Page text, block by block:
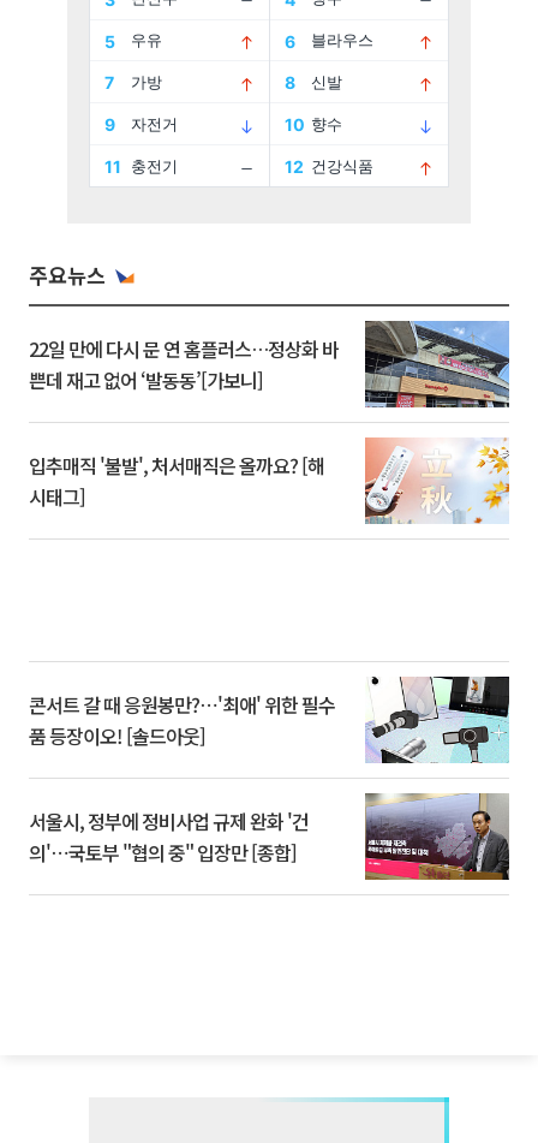
주요뉴스
22일 만에 다시 문 연 홈플러스…정상화 바
쁜데 재고 없어 ‘발동동’[가보니]
입추매직 '불발', 처서매직은 올까요? [해
시태그]
콘서트 갈 때 응원봉만?⋯'최애' 위한 필수
품 등장이오! [솔드아웃]
서울시, 정부에 정비사업 규제 완화 '건
의'⋯국토부 "협의 중" 입장만 [종합]